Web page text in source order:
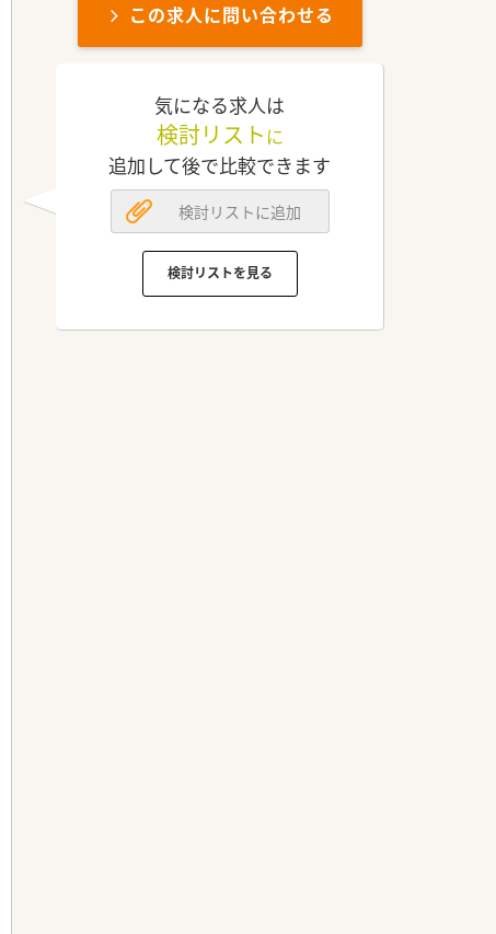
この求人に問い合わせる
気になる求人は
検討リスト に
追加して後で比較できます
検討リストに追加
検討リストを見る